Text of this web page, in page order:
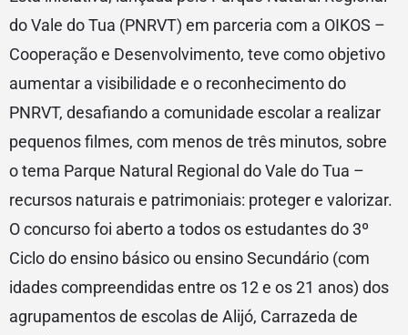
do Vale do Tua (PNRVT) em parceria com a OIKOS –
Cooperação e Desenvolvimento, teve como objetivo
aumentar a visibilidade e o reconhecimento do
PNRVT, desafiando a comunidade escolar a realizar
pequenos filmes, com menos de três minutos, sobre
o tema Parque Natural Regional do Vale do Tua –
recursos naturais e patrimoniais: proteger e valorizar.
O concurso foi aberto a todos os estudantes do 3º
Ciclo do ensino básico ou ensino Secundário (com
idades compreendidas entre os 12 e os 21 anos) dos
agrupamentos de escolas de Alijó, Carrazeda de